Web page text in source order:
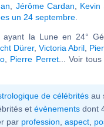
Jérôme Cardan Kevin
un 24 septembre
ayant la Lune en 24°
Dürer,Victoria Abril
Pierre Perret... Voir
de célébritésau
et évènements dont
par profession aspect